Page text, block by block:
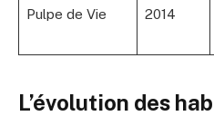
Pulpe de Vie 2014
L’évolution des